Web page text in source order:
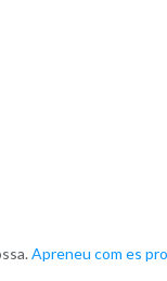
Apreneu com es